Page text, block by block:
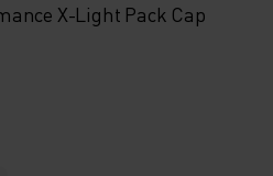
X-Light Pack Cap